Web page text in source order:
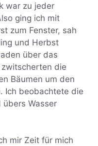
war zu jeder
ging ich mit
zum Fenster, sah
und Herbst
über das
zwitscherten die
Bäumen um den
Ich beobachtete die
Wasser
mir Zeit für mich